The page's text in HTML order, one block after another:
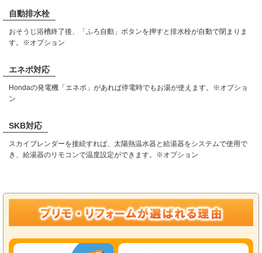
自動排水栓
おそうじ浴槽終了後、「ふろ自動」ボタンを押すと排水栓が自動で閉まりま
す。※オプション
エネポ対応
Hondaの発電機「エネポ」があれば停電時でもお湯が使えます。※オプショ
ン
SKB対応
スカイブレンダーを接続すれば、太陽熱温水器と給湯器をシステムで使用で
き、給湯器のリモコンで温度設定ができます。※オプション